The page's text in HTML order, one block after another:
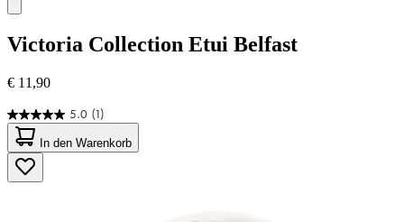
Victoria Collection Etui Belfast
€ 11,90
5.0 (1)
5.0
von
5
Sternen.
1
In den Warenkorb